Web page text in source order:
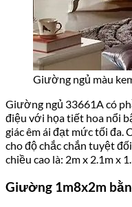
Giường ngủ màu
Giường ngủ 33661A có
điệu với họa tiết hoa nổi
giác êm ái đạt mức tối đa.
cho độ chắc chắn tuyệt
chiều cao là: 2m x 2.1m x
Giường 1m8x2m